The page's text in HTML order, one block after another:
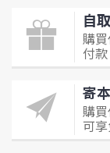
自
購
付
寄
購
可